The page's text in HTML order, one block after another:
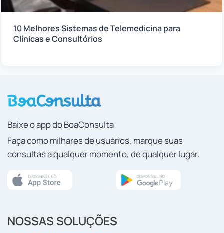
10 Melhores Sistemas de Telemedicina para
Clínicas e Consultórios
Baixe o app do BoaConsulta
Faça como milhares de usuários, marque suas
consultas a qualquer momento, de qualquer lugar.
NOSSAS SOLUÇÕES